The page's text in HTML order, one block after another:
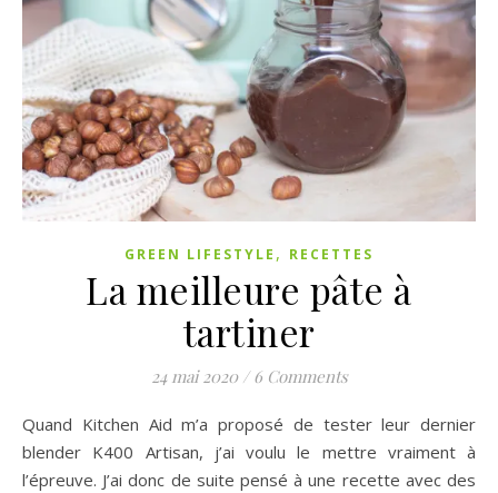
GREEN LIFESTYLE , RECETTES
La meilleure pâte à
tartiner
24 mai 2020 / 6 Comments
Quand Kitchen Aid m’a proposé de tester leur dernier
blender K400 Artisan, j’ai voulu le mettre vraiment à
l’épreuve. J’ai donc de suite pensé à une recette avec des